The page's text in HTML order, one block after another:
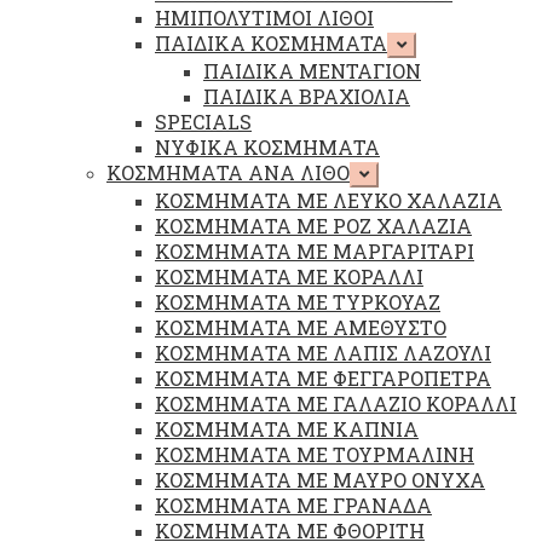
ΗΜΙΠΟΛΥΤΙΜΟΙ ΛΙΘΟΙ
ΠΑΙΔΙΚΑ ΚΟΣΜΗΜΑΤΑ Επέκταση
υπό-
μενού
ΠΑΙΔΙΚΑ ΜΕΝΤΑΓΙΟΝ
ΠΑΙΔΙΚΑ ΒΡΑΧΙΟΛΙΑ
SPECIALS
ΝΥΦΙΚΑ ΚΟΣΜΗΜΑΤΑ
ΚΟΣΜΗΜΑΤΑ ΑΝΑ ΛΙΘΟ Επέκταση
υπό-
μενού
ΚΟΣΜΗΜΑΤΑ ΜΕ ΛΕΥΚΟ ΧΑΛΑΖΙΑ
ΚΟΣΜΗΜΑΤΑ ΜΕ ΡΟΖ ΧΑΛΑΖΙΑ
ΚΟΣΜΗΜΑΤΑ ΜΕ ΜΑΡΓΑΡΙΤΑΡΙ
ΚΟΣΜΗΜΑΤΑ ΜΕ ΚΟΡΑΛΛΙ
ΚΟΣΜΗΜΑΤΑ ΜΕ ΤΥΡΚΟΥΑΖ
ΚΟΣΜΗΜΑΤΑ ΜΕ ΑΜΕΘΥΣΤΟ
ΚΟΣΜΗΜΑΤΑ ΜΕ ΛΑΠΙΣ ΛΑΖΟΥΛΙ
ΚΟΣΜΗΜΑΤΑ ΜΕ ΦΕΓΓΑΡΟΠΕΤΡΑ
ΚΟΣΜΗΜΑΤΑ ΜΕ ΓΑΛΑΖΙΟ ΚΟΡΑΛΛΙ
ΚΟΣΜΗΜΑΤΑ ΜΕ ΚΑΠΝΙΑ
ΚΟΣΜΗΜΑΤΑ ΜΕ ΤΟΥΡΜΑΛΙΝΗ
ΚΟΣΜΗΜΑΤΑ ΜΕ ΜΑΥΡΟ ΟΝΥΧΑ
ΚΟΣΜΗΜΑΤΑ ΜΕ ΓΡΑΝΑΔΑ
ΚΟΣΜΗΜΑΤΑ ΜΕ ΦΘΟΡΙΤΗ